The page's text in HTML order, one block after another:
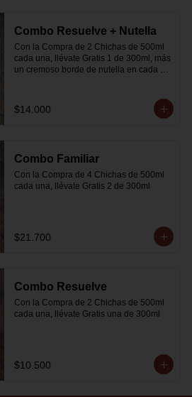
Combo Resuelve + Nutella
Con la Compra de 2 Chichas de 500ml
cada una, llévate Gratis 1 de 300ml, más
un cremoso borde de nutella en cada
$14.000
Combo Familiar
Con la Compra de 4 Chichas de 500ml
cada una, llévate Gratis 2 de 300ml
$21.700
Combo Resuelve
Con la Compra de 2 Chichas de 500ml
cada una, llévate Gratis una de 300ml
$10.500